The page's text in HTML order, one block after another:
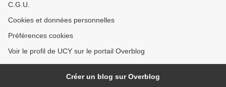
C.G.U.
Cookies et données personnelles
Préférences cookies
Voir le profil de UCY sur le portail Overblog
Créer un blog sur Overblog